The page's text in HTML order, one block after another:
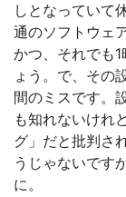
しとなっていて
通のソフトウェ
かつ、それでも
ょう。で、その
間のミスです。
も知れないけれ
グ」だと批判さ
うじゃないです
に。